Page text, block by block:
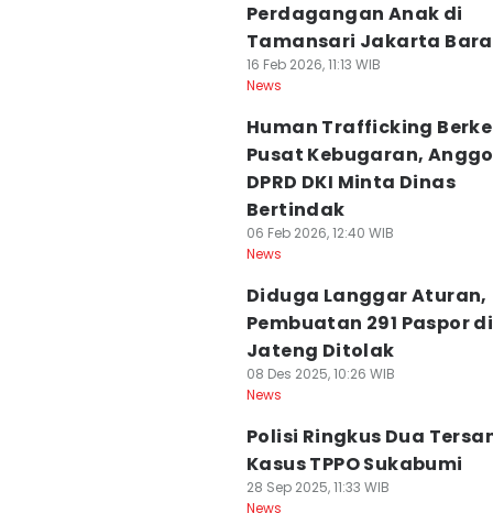
Perdagangan Anak di
Tamansari Jakarta
16 Feb 2026, 11:13 WIB
News
Human Trafficking
Pusat Kebugaran,
DPRD DKI Minta Dinas
Bertindak
06 Feb 2026, 12:40 WIB
News
Diduga Langgar Aturan,
Pembuatan 291 Paspor di
Jateng Ditolak
08 Des 2025, 10:26 WIB
News
Polisi Ringkus Dua
Kasus TPPO Sukabumi
28 Sep 2025, 11:33 WIB
News